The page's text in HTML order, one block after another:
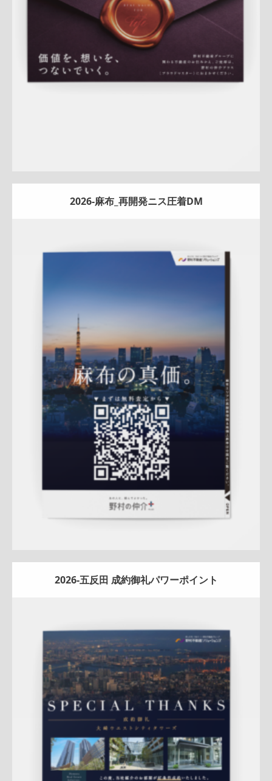
新作査定 プレミアム大宮センター桜新町センター
詳しく見る
2026-麻布_再開発ニス圧着DM
Update:2026.02.18
折りパンフレット土地エリア広告 売却訴求査定 クール
プレミアム麻布営業部QRコード市場動向 相場
詳しく見る
2026-五反田 成約御礼パワーポイント
Update: 2026.01.08
マンション エリア広告人気商品実績訴求新作クール
反田センター アフターフォロー 反響成約御礼